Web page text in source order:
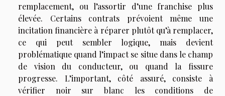
remplacement, ou l’assortir d’une franchise plus
élevée. Certains contrats prévoient même une
incitation financière à réparer plutôt qu’à remplacer,
ce qui peut sembler logique, mais devient
problématique quand l’impact se situe dans le champ
de vision du conducteur, ou quand la fissure
progresse. L’important, côté assuré, consiste à
vérifier noir sur blanc les conditions de